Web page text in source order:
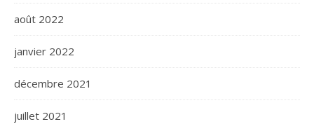
août 2022
janvier 2022
décembre 2021
juillet 2021